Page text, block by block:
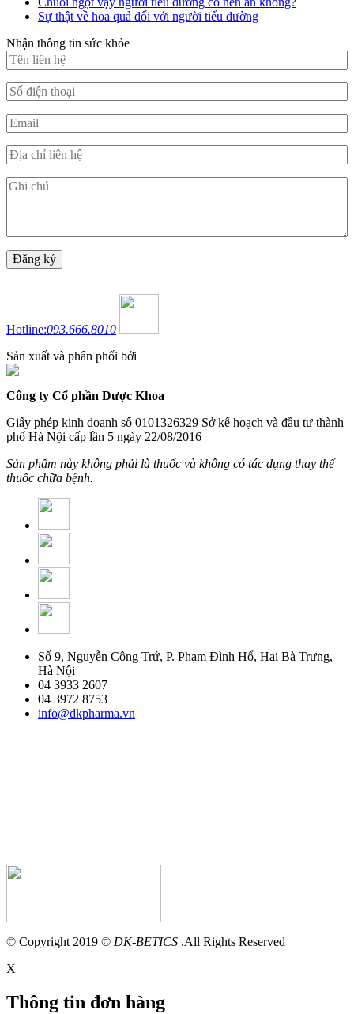
Sự thật về hoa quả đối với người tiểu đường
Nhận thông tin sức khỏe
Hotline:093.666.8010
Sản xuất và phân phối bởi
Công ty Cổ phần Dược Khoa
Giấy phép kinh doanh số 0101326329 Sở kế hoạch và đầu tư thành
phố Hà Nội cấp lần 5 ngày 22/08/2016
Sản phẩm này không phải là thuốc và không có tác dụng thay thế
thuốc chữa bệnh.
Số 9, Nguyễn Công Trứ, P. Phạm Đình Hổ, Hai Bà Trưng,
Hà Nội
04 3933 2607
04 3972 8753
info@dkpharma.vn
© Copyright 2019 © DK-BETICS .All Rights Reserved
X
Thông tin đơn hàng